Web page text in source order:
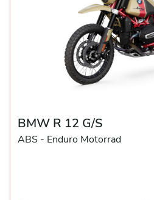
BMW R 12 G/S
ABS - Enduro Motorrad